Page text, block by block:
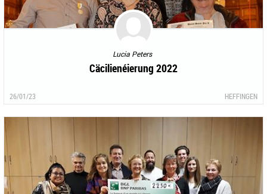
Lucia Peters
Cäcilienéierung 2022
26/01/23 HEFFINGEN